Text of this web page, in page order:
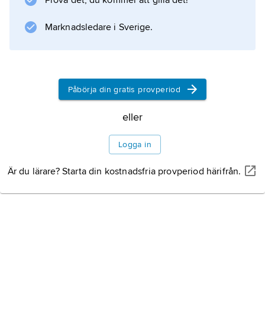
Kontrolltrycket utgjordes av 100 små posthorn
Information om artikeln
Marknadsledare i Sverige.
Påbörja din gratis provperiod
eller
Logga in
Är du lärare? Starta din kostnadsfria provperiod härifrån.